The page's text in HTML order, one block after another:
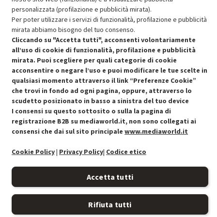
Approfitta dello sconto del 15% sul prodotto ricondizionato.
Condizioni generali di vendita
Cookie Policy
Preferenze cookie
Recedere dal contratto qui
personalizzata (profilazione e pubblicità mirata).
Per poter utilizzare i servizi di funzionalità, profilazione e pubblicità
mirata abbiamo bisogno del tuo consenso.
Cliccando su "Accetta tutti", acconsenti volontariamente
all’uso di cookie di funzionalità, profilazione e pubblicità
mirata. Puoi scegliere per quali categorie di cookie
acconsentire o negare l’uso e puoi modificare le tue scelte in
qualsiasi momento attraverso il link “Preferenze Cookie”
che trovi in fondo ad ogni pagina, oppure, attraverso lo
scudetto posizionato in basso a sinistra del tuo device
I consensi su questo sottosito o sulla la pagina di
registrazione B2B su mediaworld.it, non sono collegati ai
consensi che dai sul sito principale www.mediaworld.it
Cookie Policy| Privacy Policy| Codice etico
Accetta tutti
Rifiuta tutti